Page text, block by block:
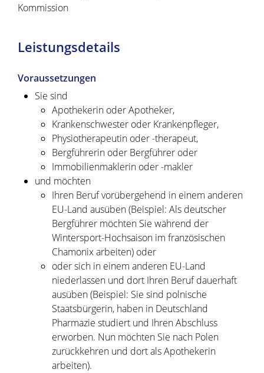
Kommission
Leistungsdetails
Voraussetzungen
Sie sind
Apothekerin oder Apotheker,
Krankenschwester oder Krankenpfleger,
Physiotherapeutin oder -therapeut,
Bergführerin oder Bergführer oder
Immobilienmaklerin oder -makler
und möchten
Ihren Beruf vorübergehend in einem anderen
EU-Land ausüben(Beispiel: Als deutscher
Bergführer möchten Sie während der
Wintersport-Hochsaison im französischen
Chamonix arbeiten)oder
oder sich in einem anderen EU-Land
niederlassen und dort Ihren Beruf dauerhaft
ausüben(Beispiel: Sie sind polnische
Staatsbürgerin, haben in Deutschland
Pharmazie studiert und Ihren Abschluss
erworben. Nun möchten Sie nach Polen
zurückkehren und dort als Apothekerin
arbeiten).